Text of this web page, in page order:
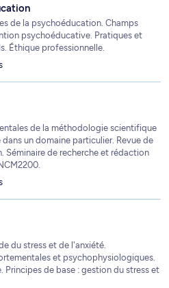
de la psychoéducation. Champs
psychoéducative. Pratiques et
Éthique professionnelle.
de la méthodologie scientifique
un domaine particulier. Revue de
de recherche et rédaction
du stress et de l'anxiété.
et psychophysiologiques.
de base : gestion du stress et